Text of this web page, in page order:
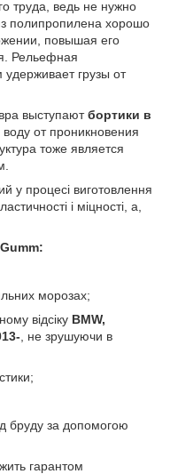
труда, ведь не нужно
полипропилена хорошо
повышая его
Рельефная
удерживает грузы от
выступаютбортики в
воду от проникновения
тоже является
у процесі виготовлення
і міцності, а,
морозах;
відсіку BMW,
, не зрушуючи в
бруду за допомогою
гарантом